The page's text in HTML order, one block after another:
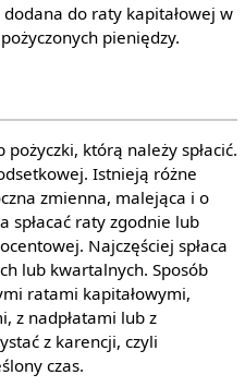
do raty kapitałowej w
pieniędzy.
którą należy spłacić.
Istnieją różne
zmienna, malejąca i o
spłacać raty zgodnie lub
Najczęściej spłaca
lub kwartalnych. Sposób
ratami kapitałowymi,
z nadpłatami lub z
z karencji, czyli
czas.